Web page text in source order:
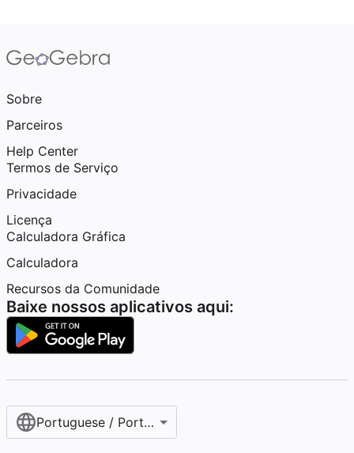
Sobre
Parceiros
Help Center
Termos de Serviço
Privacidade
Licença
Calculadora Gráfica
Calculadora
Recursos da Comunidade
Baixe nossos aplicativos aqui:
Portuguese / Português (Brasil)